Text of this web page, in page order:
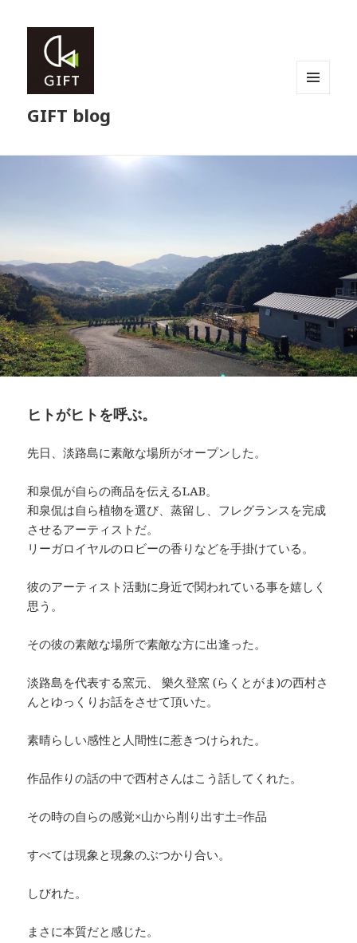
GIFT blog
ヒトがヒトを呼ぶ。
先日、淡路島に素敵な場所がオープンした。
和泉侃が自らの商品を伝えるLAB。
和泉侃は自ら植物を選び、蒸留し、フレグランスを完成
させるアーティストだ。
リーガロイヤルのロビーの香りなどを手掛けている。
彼のアーティスト活動に身近で関われている事を嬉しく
思う。
その彼の素敵な場所で素敵な方に出逢った。
淡路島を代表する窯元、 樂久登窯 (らくとがま)の西村さ
んとゆっくりお話をさせて頂いた。
素晴らしい感性と人間性に惹きつけられた。
作品作りの話の中で西村さんはこう話してくれた。
その時の自らの感覚×山から削り出す土=作品
すべては現象と現象のぶつかり合い。
しびれた。
まさに本質だと感じた。